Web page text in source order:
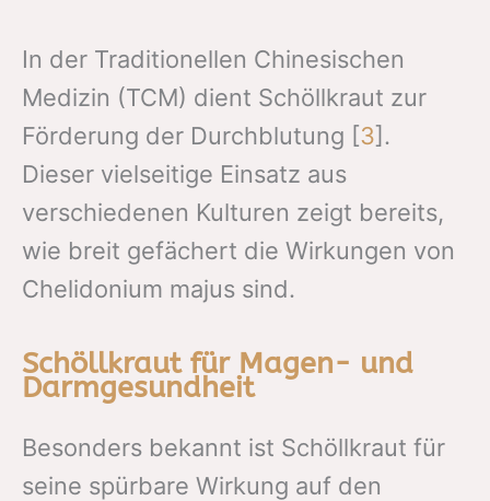
In der Traditionellen Chinesischen
Medizin (TCM) dient Schöllkraut zur
Förderung der Durchblutung [3].
Dieser vielseitige Einsatz aus
verschiedenen Kulturen zeigt bereits,
wie breit gefächert die Wirkungen von
Chelidonium majus sind.
Schöllkraut für Magen- und
Darmgesundheit
Besonders bekannt ist Schöllkraut für
seine spürbare Wirkung auf den